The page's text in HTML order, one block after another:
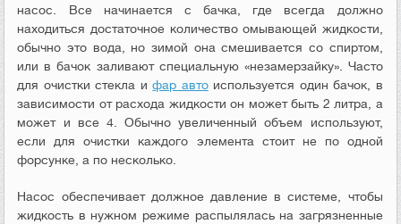
насос. Все начинается с бачка, где всегда должно
находиться достаточное количество омывающей жидкости,
обычно это вода, но зимой она смешивается со спиртом,
или в бачок заливают специальную «незамерзайку». Часто
для очистки стекла ифар автоиспользуется один бачок, в
зависимости от расхода жидкости он может быть 2 литра, а
может и все 4. Обычно увеличенный объем используют,
если для очистки каждого элемента стоит не по одной
форсунке, а по несколько.
Насос обеспечивает должное давление в системе, чтобы
жидкость в нужном режиме распылялась на загрязненные